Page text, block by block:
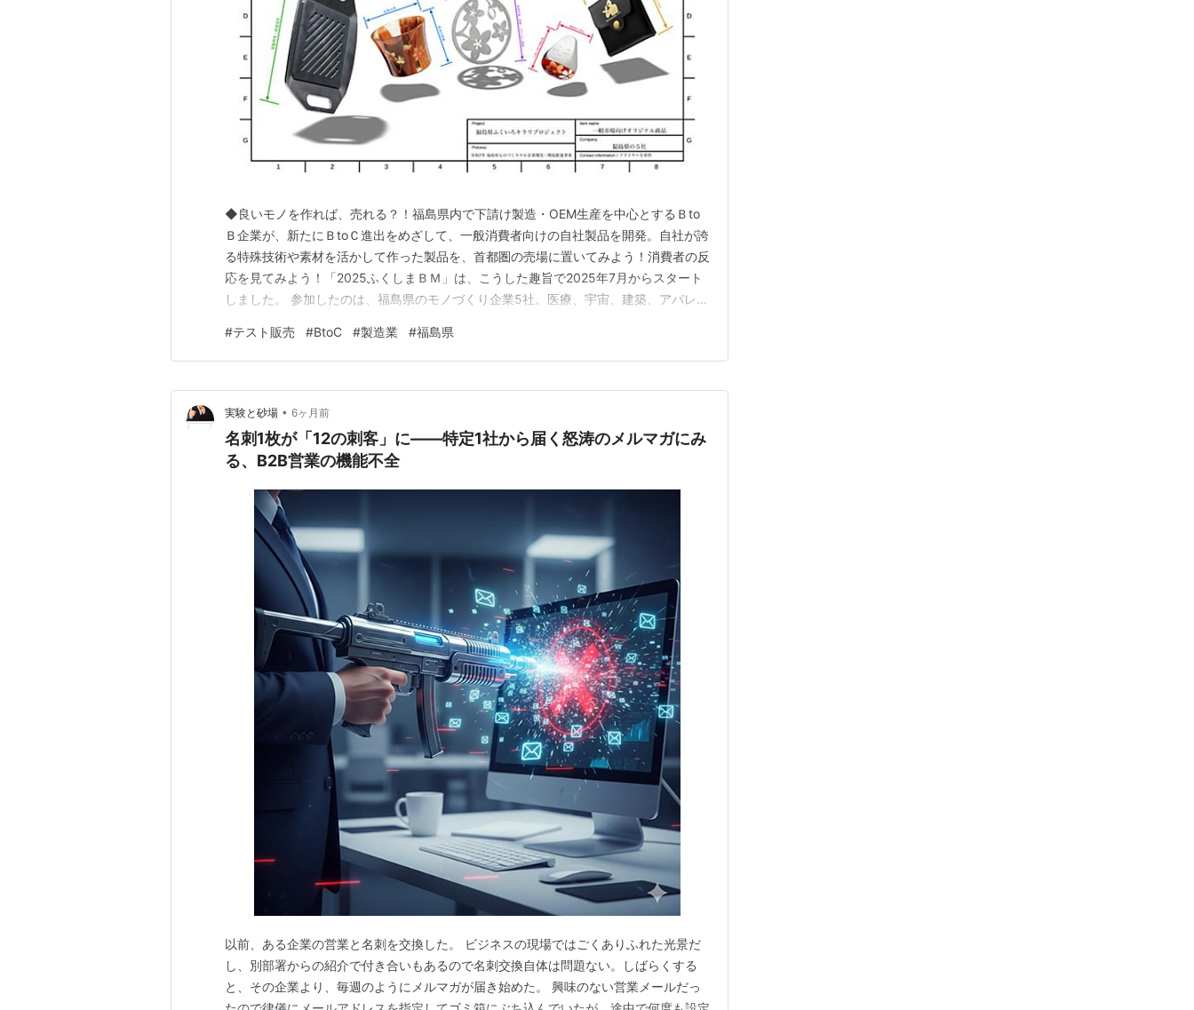
◆良いモノを作れば、売れる？！福島県内で下請け製造・OEM生産を中心とするＢto
Ｂ企業が、新たにＢtoＣ進出をめざして、一般消費者向けの自社製品を開発。自社が誇
る特殊技術や素材を活かして作った製品を、首都圏の売場に置いてみよう！消費者の反
応を見てみよう！「2025ふくしまＢＭ」は、こうした趣旨で2025年7月からスタート
しました。 参加したのは、福島県のモノづくり企業5社。医療、宇宙、建築、アパレ
ＢtoＣ事業を第２の柱にしたい― Ｃ市場に進出して認知度を上げたい― Ｃ向け商材で
技術力をアピールしたい 各社の目的…
#テスト販売 #BtoC #製造業 #福島県
実験と砂場 • 6ヶ月前
名刺1枚が「12の刺客」に――特定1社から届く怒涛のメルマガにみ
る、B2B営業の機能不全
以前、ある企業の営業と名刺を交換した。 ビジネスの現場ではごくありふれた光景だ
し、別部署からの紹介で付き合いもあるので名刺交換自体は問題ない。しばらくする
と、その企業より、毎週のようにメルマガが届き始めた。 興味のない営業メールだっ